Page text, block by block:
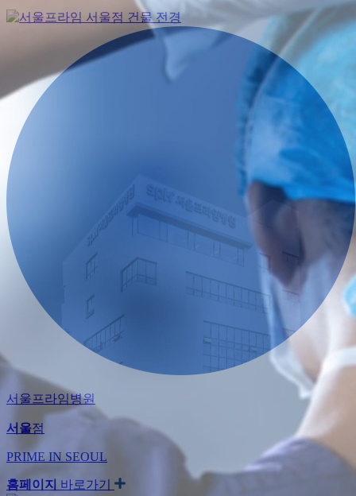
서울프라임병원
서울점
PRIME IN SEOUL
홈페이지 바로가기